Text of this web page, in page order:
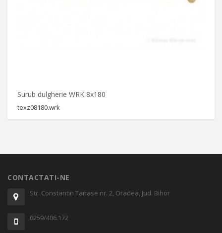
Surub dulgherie WRK 8x180
texz08180.wrk
CONTACTATI-NE
Str. Constantin Tanase nr. 2, Oradea, Jud. Bihor
0259/406.172